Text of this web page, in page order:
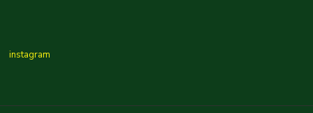
instagram